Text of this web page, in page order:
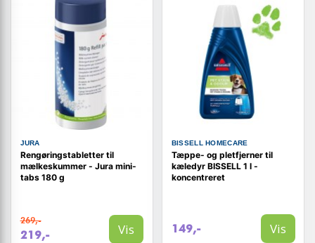
JURA
Rengøringstabletter til
mælkeskummer - Jura mini-
tabs 180 g
269,-
219,- Vis
BISSELL HOMECARE
Tæppe- og pletfjerner til
kæledyr BISSELL 1 l -
koncentreret
149,- Vis